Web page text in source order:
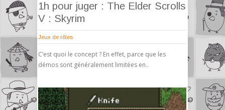
1h pour juger : The Elder Scrolls
V : Skyrim
Jeux de rôles
C’est quoi le concept ? En effet, parce que les
démos sont généralement limitées en..